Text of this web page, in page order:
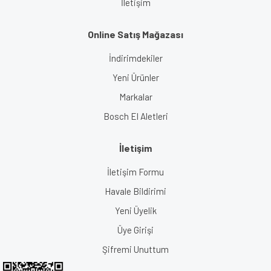
İletişim
Online Satış Mağazası
İndirimdekiler
Yeni Ürünler
Markalar
Bosch El Aletleri
İletişim
İletişim Formu
Havale Bildirimi
Yeni Üyelik
Üye Girişi
Şifremi Unuttum